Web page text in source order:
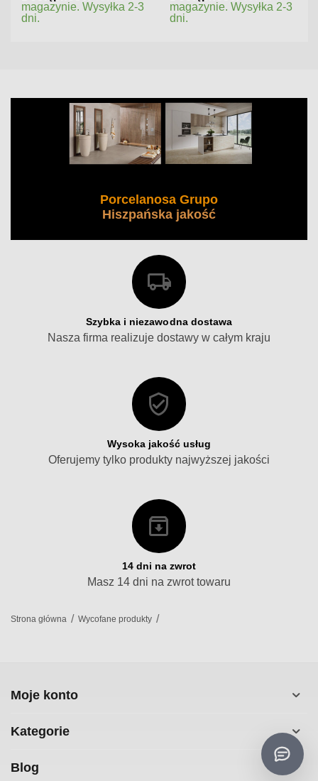
magazynie. Wysyłka 2-3
dni.
magazynie. Wysyłka 2-3
dni.
Porcelanosa Grupo
Hiszpańska jakość
Szybka i niezawodna dostawa
Nasza firma realizuje dostawy w całym kraju
Wysoka jakość usług
Oferujemy tylko produkty najwyższej jakości
14 dni na zwrot
Masz 14 dni na zwrot towaru
Strona główna / Wycofane produkty /
Moje konto
Kategorie
Blog